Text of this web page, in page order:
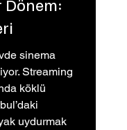
sinema
Streaming
köklü
uydurmak